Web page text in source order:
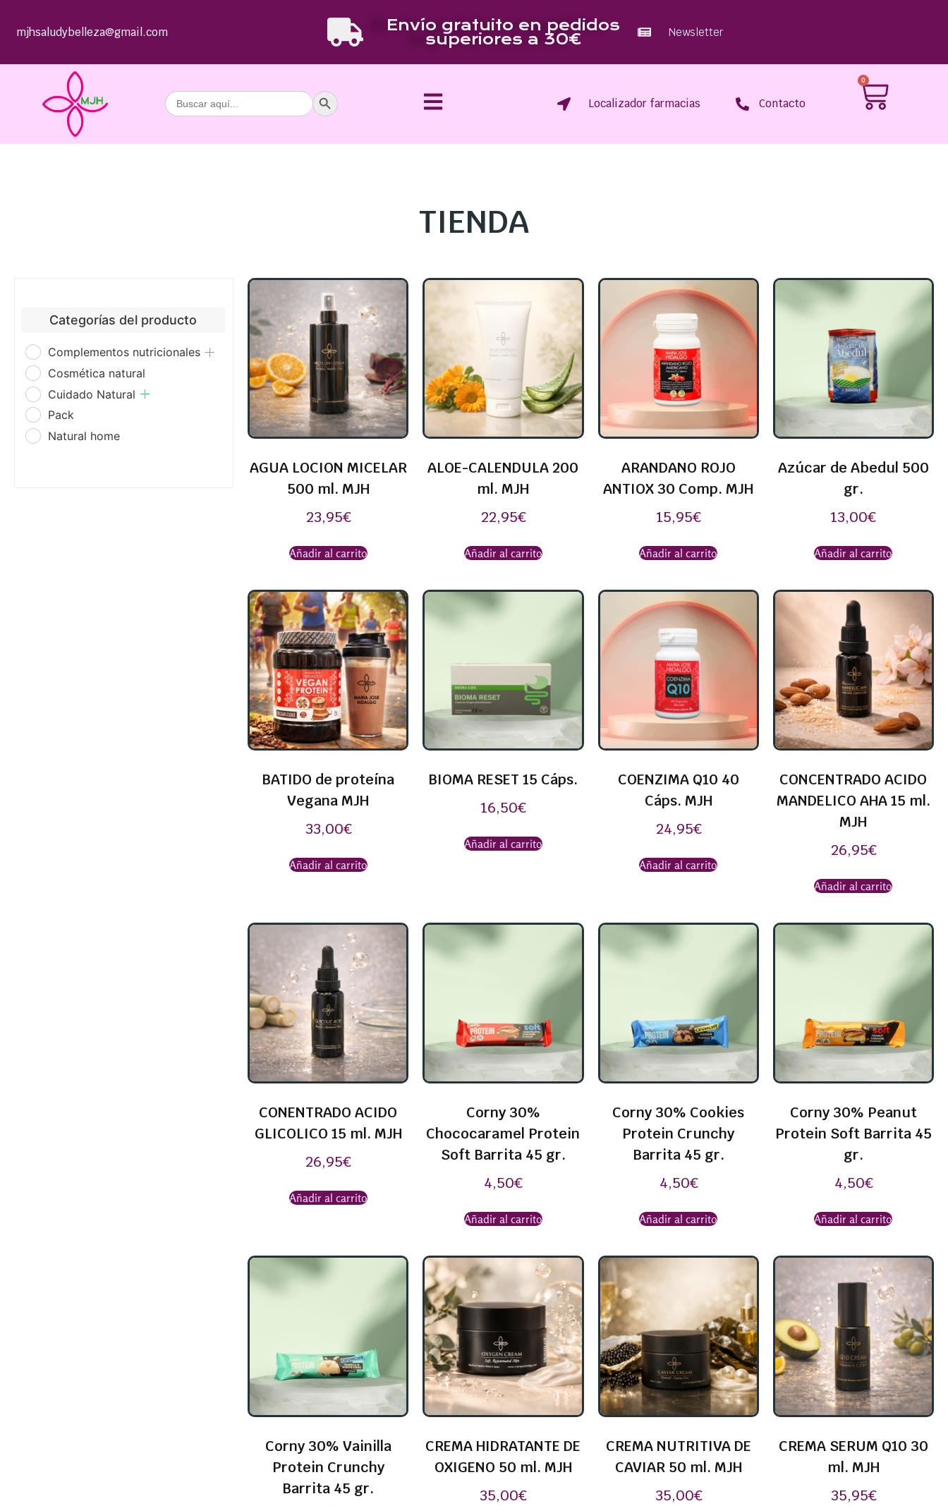
mjhsaludybelleza@gmail.com Envío gratuito en pedidos
superiores a 30€ Newsletter
Buscar: Botón de búsqueda
Localizador farmacias Contacto
0
TIENDA
Categorías del producto
Complementos nutricionales
Cosmética natural
Cuidado Natural
Pack
Natural home
AGUA LOCION MICELAR
500 ml. MJH
23,95€
Añadir al carrito
ALOE-CALENDULA 200
ml. MJH
22,95€
Añadir al carrito
ARANDANO ROJO
ANTIOX 30 Comp. MJH
15,95€
Añadir al carrito
Azúcar de Abedul 500
gr.
13,00€
Añadir al carrito
BATIDO de proteína
Vegana MJH
33,00€
Añadir al carrito
BIOMA RESET 15 Cáps.
16,50€
Añadir al carrito
COENZIMA Q10 40
Cáps. MJH
24,95€
Añadir al carrito
CONCENTRADO ACIDO
MANDELICO AHA 15 ml.
MJH
26,95€
Añadir al carrito
CONENTRADO ACIDO
GLICOLICO 15 ml. MJH
26,95€
Añadir al carrito
Corny 30%
Chococaramel Protein
Soft Barrita 45 gr.
4,50€
Añadir al carrito
Corny 30% Cookies
Protein Crunchy
Barrita 45 gr.
4,50€
Añadir al carrito
Corny 30% Peanut
Protein Soft Barrita 45
gr.
4,50€
Añadir al carrito
Corny 30% Vainilla
Protein Crunchy
Barrita 45 gr.
CREMA HIDRATANTE DE
OXIGENO 50 ml. MJH
35,00€
CREMA NUTRITIVA DE
CAVIAR 50 ml. MJH
35,00€
CREMA SERUM Q10 30
ml. MJH
35,95€